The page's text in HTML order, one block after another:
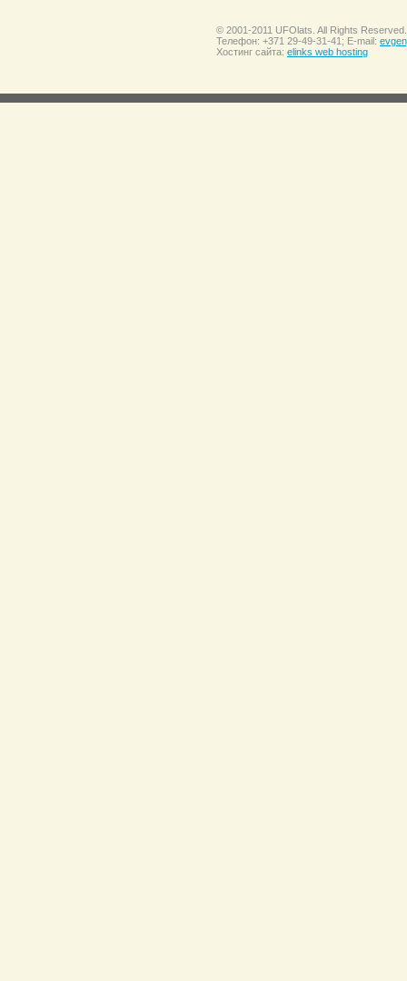
© 2001-2011 UFOlats. All Rights Reserved.
Телефон: +371 29-49-31-41; E-mail:
Хостинг сайта: elinks web hosting